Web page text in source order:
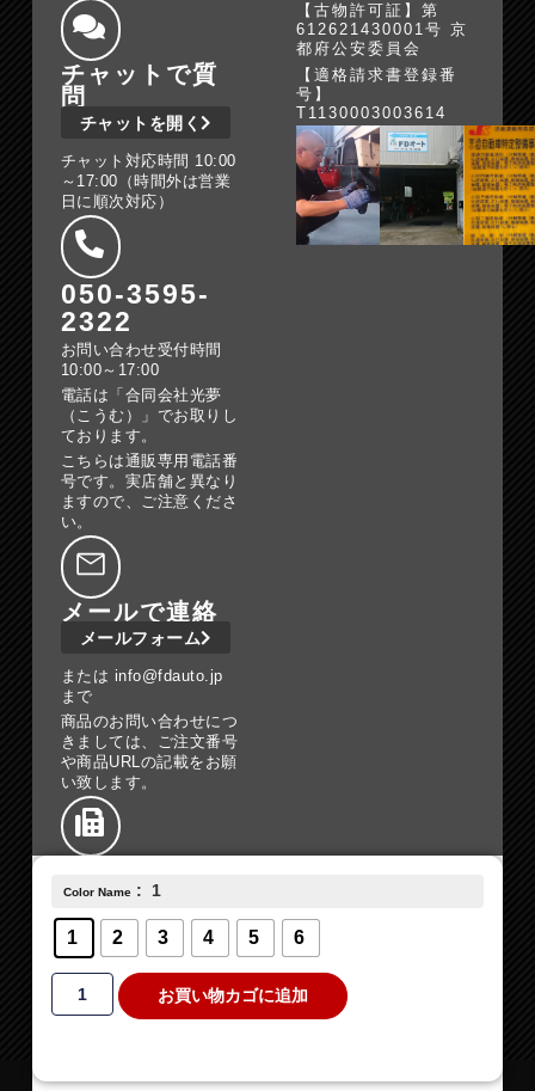
Color Name : 1
1 2 3 4 5 6
お買い物カゴに追加
チャットで質
問
チャットを開く
チャット対応時間 10:00
～17:00（時間外は営業
日に順次対応）
050-3595-
2322
お問い合わせ受付時間
10:00～17:00
電話は「合同会社光夢
（こうむ）」でお取りし
ております。
こちらは通販専用電話番
号です。実店舗と異なり
ますので、ご注意くださ
い。
メールで連絡
メールフォーム
または info@fdauto.jp
まで
商品のお問い合わせにつ
きましては、ご注文番号
や商品URLの記載をお願
い致します。
0118
FAXでお問い合わせの場
合は、こちらまでお送り
ください。
【古物許可証】第
612621430001号 京
都府公安委員会
【適格請求書登録番
号】
T1130003003614
特定商取引法に基づく表記 プライバシーポリシー